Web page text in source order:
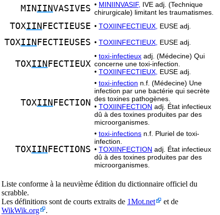
MIN IINVASIVES • MINIINVASIF, IVE adj. (Technique
chirurgicale) limitant les traumatismes.
TOXIIN FECTIEUSE • TOXIINFECTIEUX, EUSE adj.
TOXIIN FECTIEUSES • TOXIINFECTIEUX, EUSE adj.
TOXIIN FECTIEUX
• toxi-infectieux adj. (Médecine) Qui
concerne une toxi-infection.
• TOXIINFECTIEUX, EUSE adj.
TOXIIN FECTION
• toxi-infection n.f. (Médecine) Une
infection par une bactérie qui secrète
des toxines pathogènes.
• TOXIINFECTION adj. État infectieux
dû à des toxines produites par des
microorganismes.
TOXIIN FECTIONS
• toxi-infections n.f. Pluriel de toxi-
infection.
• TOXIINFECTION adj. État infectieux
dû à des toxines produites par des
microorganismes.
Liste conforme à la neuvième édition du dictionnaire officiel du
scrabble.
Les définitions sont de courts extraits de 1Mot.net
et de
WikWik.org
.